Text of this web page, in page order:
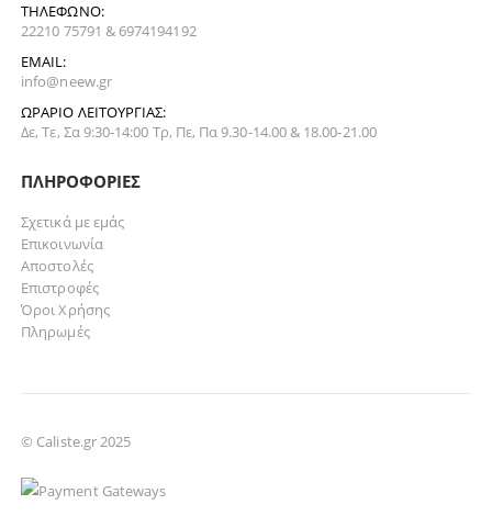
ΤΗΛΈΦΩΝΟ:
22210 75791 & 6974194192
EMAIL:
info@neew.gr
ΩΡΆΡΙΟ ΛΕΙΤΟΥΡΓΊΑΣ:
Δε, Τε, Σα 9:30-14:00 Τρ, Πε, Πα 9.30-14.00 & 18.00-21.00
ΠΛΗΡΟΦΟΡΊΕΣ
Σχετικά με εμάς
Επικοινωνία
Αποστολές
Επιστροφές
Όροι Χρήσης
Πληρωμές
© Caliste.gr 2025